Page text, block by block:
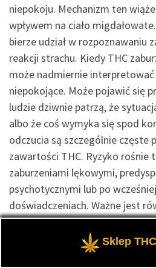
niepokoju. Mechanizm ten
wpływem na ciało
bierze udział w rozpoznawaniu
reakcji strachu. Kiedy THC
może nadmiernie
niepokojące. Może pojawić się
ludzie dziwnie patrzą, że
albo że coś wymyka się spod
odczucia są szczególnie częste
zawartości THC. Ryzyko rośnie
zaburzeniami lękowymi,
psychotycznymi lub po
doświadczeniach. Ważne jest
ponieważ hałas, tłum i presja
niepokój. Nieprzyjemna reakcja
słabości, lecz konkretną
Sklep